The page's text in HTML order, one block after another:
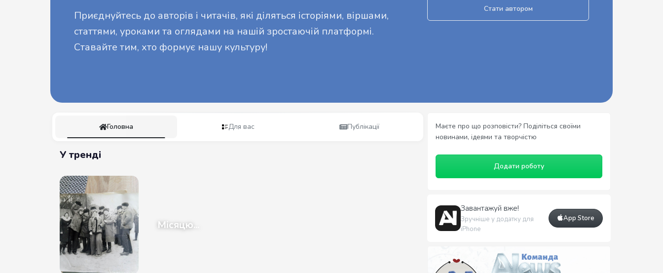
Приєднуйтесь до авторів і читачів, які діляться історіями, віршами,
статтями, уроками та оглядами на нашій зростаючій платформі.
Ставайте тим, хто формує нашу культуру!
Стати автором
Головна Для вас Публікації
У тренді
Місяцю...
Маєте про що розповісти? Поділіться своїми
новинами, ідеями та творчістю
Додати роботу
Завантажуй вже!
Зручніше у додатку для
iPhone
App Store